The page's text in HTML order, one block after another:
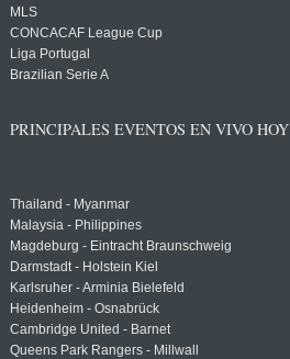
MLS
CONCACAF League Cup
Liga Portugal
Brazilian Serie A
PRINCIPALES EVENTOS EN VIVO HOY
Thailand - Myanmar
Malaysia - Philippines
Magdeburg - Eintracht Braunschweig
Darmstadt - Holstein Kiel
Karlsruher - Arminia Bielefeld
Heidenheim - Osnabrück
Cambridge United - Barnet
Queens Park Rangers - Millwall